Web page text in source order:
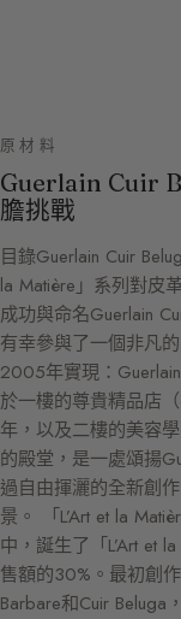
原材料
Guerlain Cuir
膽挑戰
目錄Guerlain Cuir
la Matière」系列對皮
成功與命名Guerlain
有幸參與了一個非凡
2005年實現：
於一樓的尊貴精品店
年，以及二樓的美容
的殿堂，是一處頌揚
過自由揮灑的全新創
景。 「L’Art et la
中，誕生了「L’Art et
售額的30%。最初創
Barbare和Cuir